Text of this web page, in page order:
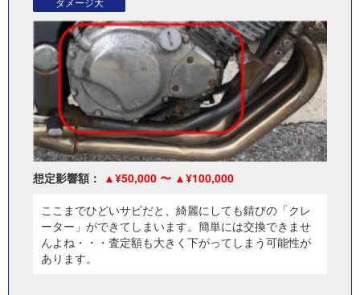
想定影響額： ¥50,000 〜
¥100,000
ここまでひどいサビだと、綺麗にしても錆びの「クレ
ーター」ができてしまいます。簡単には交換できませ
んよね・・・査定額も大きく下がってしまう可能性が
あります。